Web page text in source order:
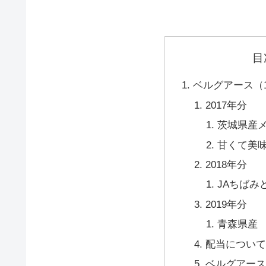
ベルグアース
2017年分
茨城県産
甘くて美
2018年分
JAちばみ
2019年分
青森県産
配当について